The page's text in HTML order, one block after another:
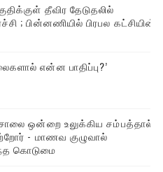
தீவிர தேடுதலில்
; பின்னணியில் பிரபல கட்சியின்
என்ன பாதிப்பு?’
ஒன்றை உலுக்கிய சம்பத்தால்
- மாணவ குழுவால்
கொடுமை